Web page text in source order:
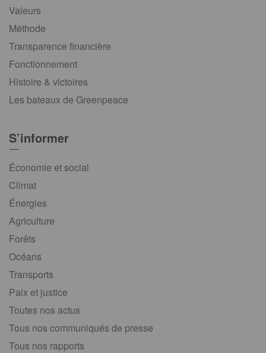
Valeurs
Méthode
Transparence financière
Fonctionnement
Histoire & victoires
Les bateaux de Greenpeace
S’informer
Économie et social
Climat
Énergies
Agriculture
Forêts
Océans
Transports
Paix et justice
Toutes nos actus
Tous nos communiqués de presse
Tous nos rapports